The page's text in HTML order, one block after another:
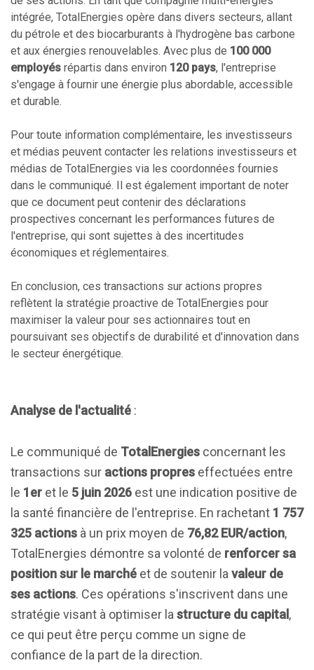
intégrée, TotalEnergies opère dans divers secteurs, allant
du pétrole et des biocarburants à l'hydrogène bas carbone
et aux énergies renouvelables. Avec plus de 100 000
employés répartis dans environ 120 pays, l'entreprise
s'engage à fournir une énergie plus abordable, accessible
et durable.
Pour toute information complémentaire, les investisseurs
et médias peuvent contacter les relations investisseurs et
médias de TotalEnergies via les coordonnées fournies
dans le communiqué. Il est également important de noter
que ce document peut contenir des déclarations
prospectives concernant les performances futures de
l'entreprise, qui sont sujettes à des incertitudes
économiques et réglementaires.
En conclusion, ces transactions sur actions propres
reflètent la stratégie proactive de TotalEnergies pour
maximiser la valeur pour ses actionnaires tout en
poursuivant ses objectifs de durabilité et d'innovation dans
le secteur énergétique.
Analyse de l'actualité :
Le communiqué de TotalEnergies concernant les
transactions sur actions propres effectuées entre
le 1er et le 5 juin 2026 est une indication positive de
la santé financière de l'entreprise. En rachetant 1 757
325 actions à un prix moyen de 76,82 EUR/action,
TotalEnergies démontre sa volonté de renforcer sa
position sur le marché et de soutenir la valeur de
ses actions. Ces opérations s'inscrivent dans une
stratégie visant à optimiser la structure du capital ,
ce qui peut être perçu comme un signe de
confiance de la part de la direction.